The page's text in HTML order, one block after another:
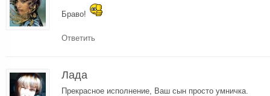
Браво!
Ответить
Лада
Прекрасное исполнение, Ваш сын просто умничка.